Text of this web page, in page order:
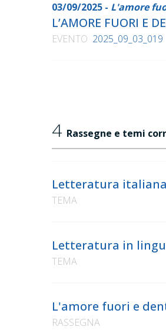
03/09/2025 - L'amore
L’AMORE FUORI E
EVENTO 2025_09_03_019
4 Rassegne e temi
Letteratura italiana
TEMA
Letteratura in
TEMA
L'amore fuori e
RASSEGNA